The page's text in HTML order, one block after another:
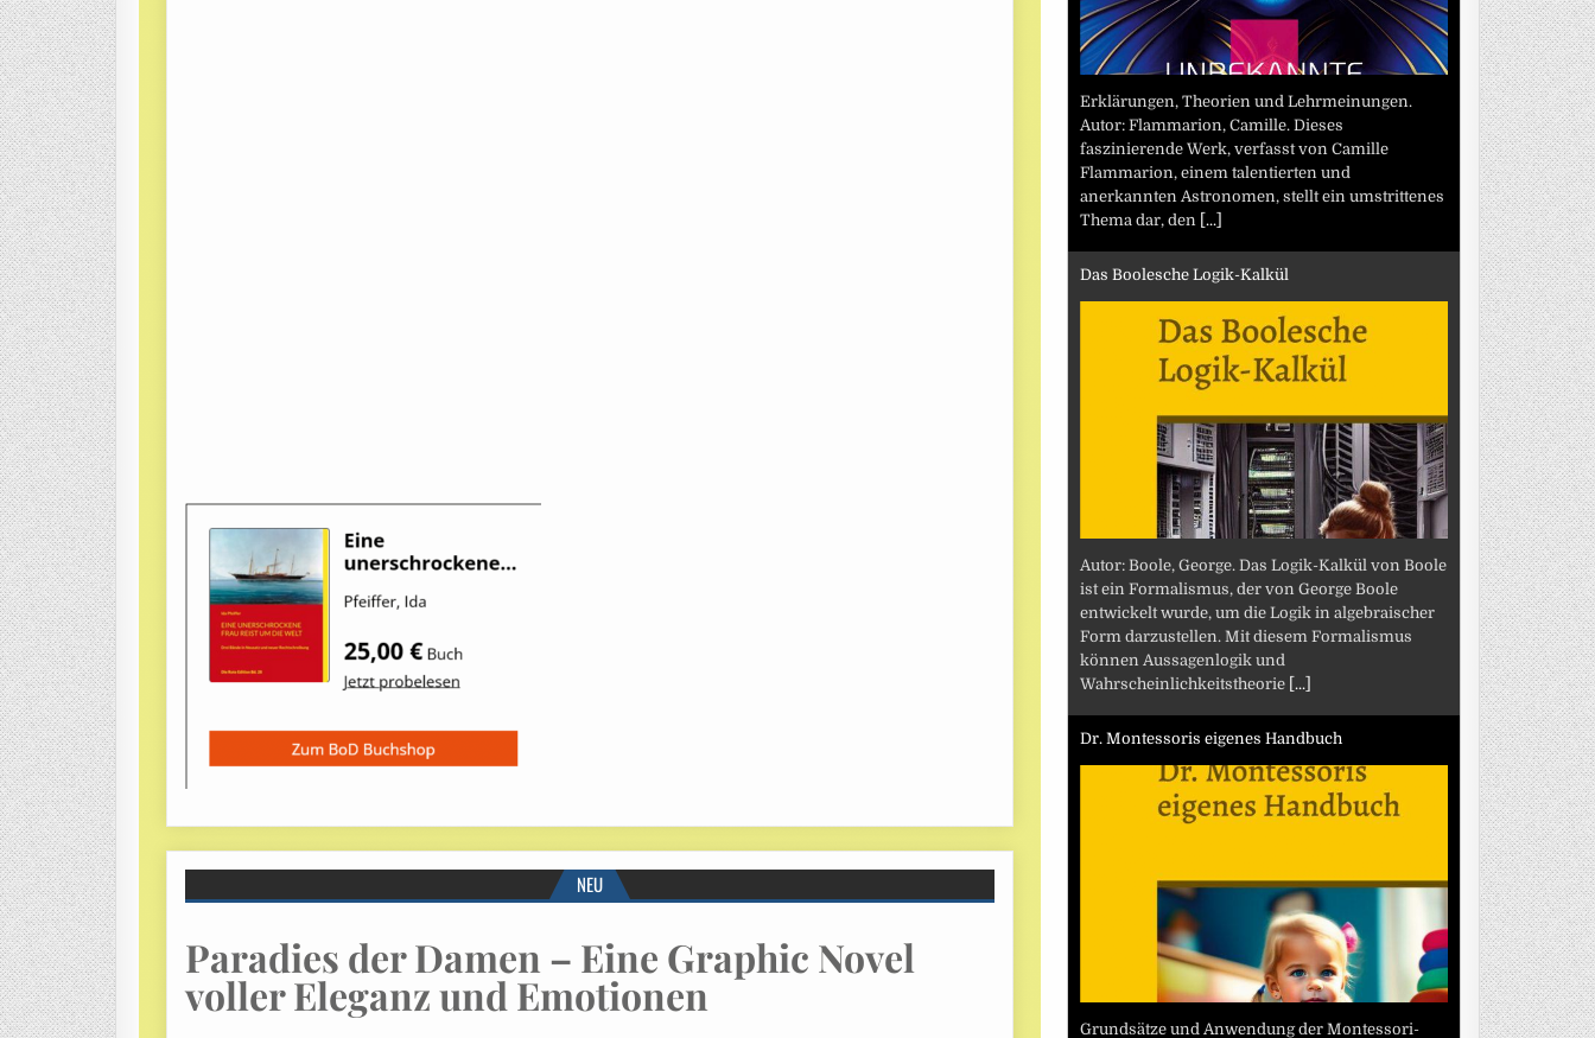
Erklärungen, Theorien und Lehrmeinungen.
Autor: Flammarion, Camille. Dieses
faszinierende Werk, verfasst von Camille
Flammarion, einem talentierten und
anerkannten Astronomen, stellt ein umstrittenes
Thema dar, den [...]
Das Boolesche Logik-Kalkül
Autor: Boole, George. Das Logik-Kalkül von Boole
ist ein Formalismus, der von George Boole
entwickelt wurde, um die Logik in algebraischer
Form darzustellen. Mit diesem Formalismus
können Aussagenlogik und
Wahrscheinlichkeitstheorie [...]
Dr. Montessoris eigenes Handbuch
Grundsätze und Anwendung der Montessori-